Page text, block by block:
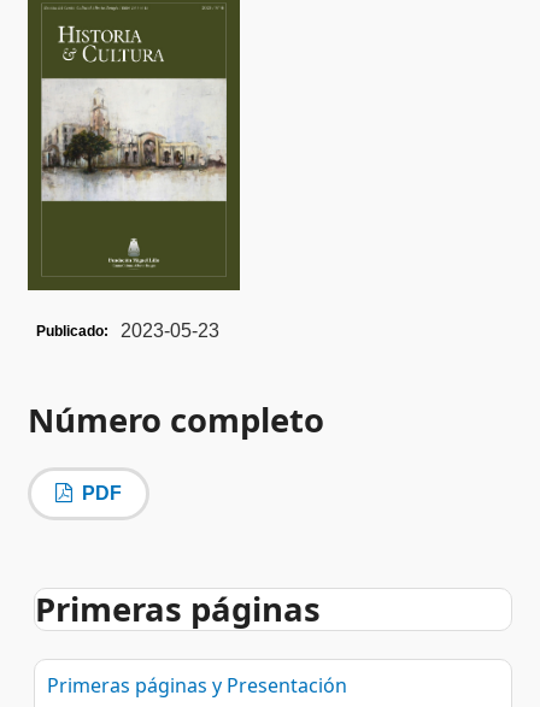
Publicado: 2023-05-23
Número completo
PDF
Primeras páginas
Primeras páginas y Presentación